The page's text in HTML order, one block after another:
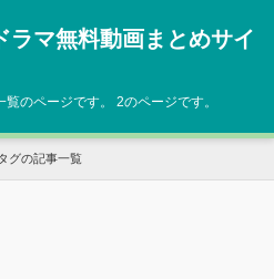
ラマ無料動画まとめサイ
覧のページです。 2のページです。
グの記事一覧